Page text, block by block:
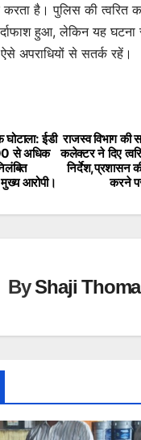
है। पुलिस की त्वरित
हुआ, लेकिन यह घटना
अपराधियों से सतर्क रहें।
राजस्व विभाग की
कलेक्टर ने दिए
निर्देश,प्रशासन
करने
ईडी
से अधिक
आरोपी।
ByShaji